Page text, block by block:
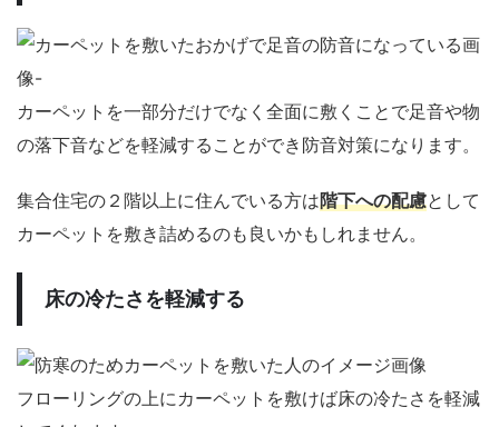
カーペットを一部分だけでなく全面に敷くことで足音や物
の落下音などを軽減することができ防音対策になります。
集合住宅の２階以上に住んでいる方は階下への配慮として
カーペットを敷き詰めるのも良いかもしれません。
床の冷たさを軽減する
フローリングの上にカーペットを敷けば床の冷たさを軽減